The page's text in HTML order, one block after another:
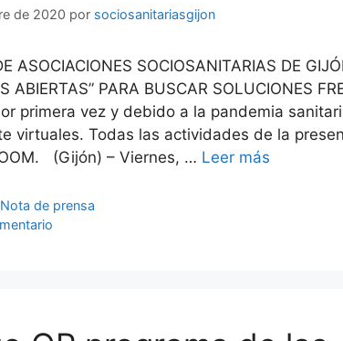
de 2020 por sociosanitariasgijon
ASOCIACIONES SOCIOSANITARIAS DE
ABIERTAS” PARA BUSCAR SOLUCIONES
primera vez y debido a la pandemia
virtuales. Todas las actividades de la
(Gijón) – Viernes, … Leer más
Nota de prensa